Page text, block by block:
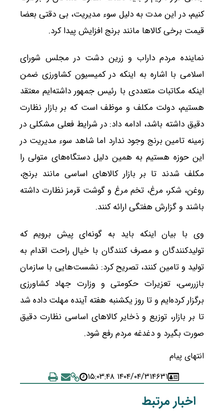
کنیم، در این مدت به دلیل سوء مدیریت، بی دقتی بعضا
قیمت برخی کالاها مانند برنج افزایش پیدا کرد.
نماینده مردم داراب و زرین دشت در مجلس شورای
اسلامی با اشاره به اینکه در کمیسیون کشاورزی ضمن
اینکه مکاتبات متعددی با رئیس جمهور داشته‌ایم معتقد
هستیم، دولت مکلف و موظف است که بر بازار نظارت
دقیق داشته باشد، ادامه داد: در شرایط فعلی مشکلی در
زمینه تامین برنج وجود ندارد اما شاهد سوء مدیریت در
این حوزه هستیم به همین دلیل دستگاه‌های متولی را
مکلف شدند تا بر بازار کالاهای اساسی مانند برنج،
روغن، شکر، مرغ، تخم مرغ و گوشت قرمز نظارت داشته
باشند و گزارش هفتگی ارائه کنند.
وی با بیان اینکه باید به گونه‌ای پیش برویم که
تولیدکنندگان و مصرف کنندگان با خیال راحت اقدام به
تولید و تامین کنند، تصریح کرد: نشست‌هایی با سازمان
بازررسی، تعزیرات حکومتی و وزارت جهاد کشاورزی
برگزار کرده‌ایم و تا روز یکشنبه هفته آینده مهلت داده شد
تا بر بازار، توزیع و ذخایر کالاهای اساسی نظارت دقیق
صورت بگیرد و دغدغه مردم رفع شود.
انتهای پیام
۴۶۳۱۱۴۰۴/۰۴/۳۱ ۱۵:۰۳:۴۸
اخبار مرتبط